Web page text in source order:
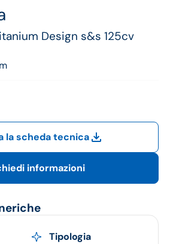
Jeep
Ford
Opel
Design s&s 125cv
la scheda tecnica
informazioni
Tipologia